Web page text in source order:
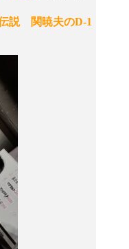
伝説 関暁夫のD-1